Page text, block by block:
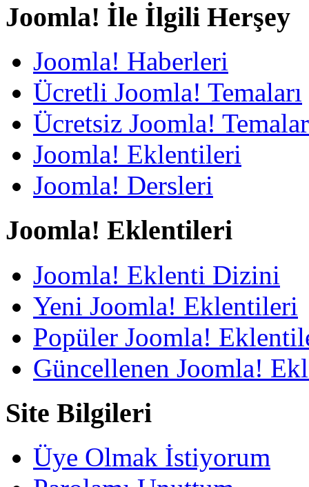
Joomla! İle İlgili Herşey
Joomla! Haberleri
Ücretli Joomla! Temaları
Ücretsiz Joomla!
Joomla! Eklentileri
Joomla! Dersleri
Joomla! Eklentileri
Joomla! Eklenti Dizini
Yeni Joomla! Eklentileri
Popüler Joomla!
Güncellenen Joomla!
Site Bilgileri
Üye Olmak İstiyorum